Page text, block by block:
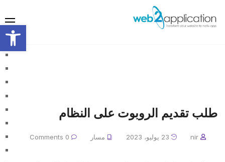
طلب تقديم الروبوت على النظام
nir مسار